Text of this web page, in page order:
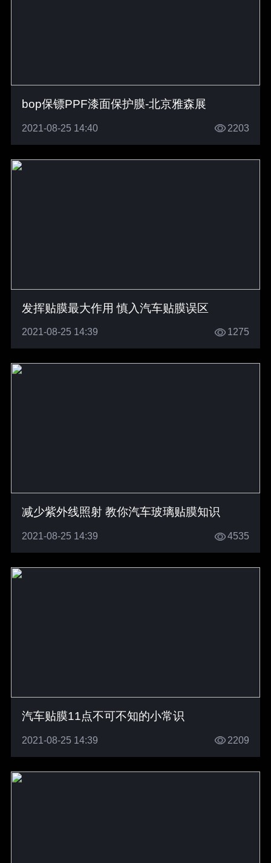
bop保镖PPF漆面保护膜-北京雅森展
2021-08-25 14:40 2203
发挥贴膜最大作用 慎入汽车贴膜误区
2021-08-25 14:39 1275
减少紫外线照射 教你汽车玻璃贴膜知识
2021-08-25 14:39 4535
汽车贴膜11点不可不知的小常识
2021-08-25 14:39 2209